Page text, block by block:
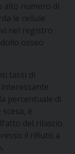
alto numero di
le cellule
nel registro
osseo
tassi di
percentuale di
è
del rilascio
il rifiuto a
.